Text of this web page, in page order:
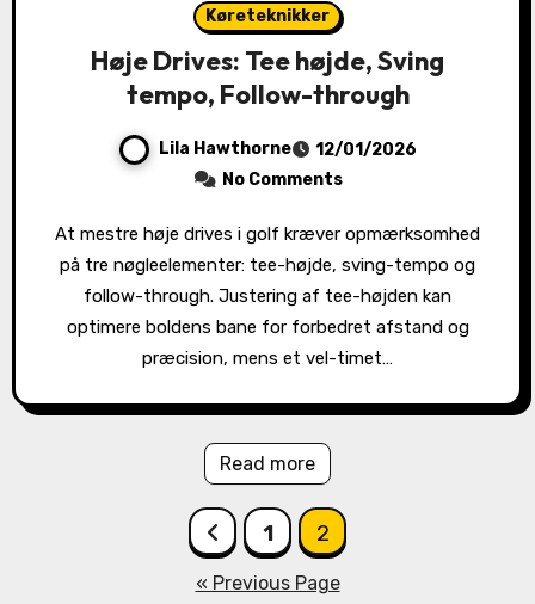
Køreteknikker
Høje Drives: Tee højde, Sving
tempo, Follow-through
Lila Hawthorne
12/01/2026
No Comments
At mestre høje drives i golf kræver opmærksomhed
på tre nøgleelementer: tee-højde, sving-tempo og
follow-through. Justering af tee-højden kan
optimere boldens bane for forbedret afstand og
præcision, mens et vel-timet…
Read more
pagination
1 2
« Previous Page